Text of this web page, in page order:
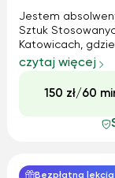
Jestem
Sztuk
Katowicach,
moją główną
stanowi moje
czytaj więcej
150 zł/60
Bezpłatna